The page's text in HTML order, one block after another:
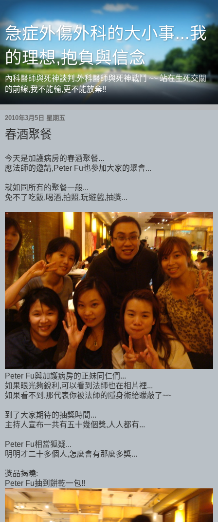
急症外傷外科的大小事...我
的理想,抱負與信念
內科醫師與死神談判,外科醫師與死神戰鬥 ~~ 站在生死交關
的前線,我不能輸,更不能放棄!!
2010年3月5日 星期五
春酒聚餐
今天是加護病房的春酒聚餐...
應法師的邀請,Peter Fu也參加大家的聚會...
就如同所有的聚餐一般...
免不了吃飯,喝酒,拍照,玩遊戲,抽獎...
Peter Fu與加護病房的正妹同仁們...
如果眼光夠銳利,可以看到法師也在相片裡...
如果看不到,那代表你被法師的隱身術給矇蔽了~~
到了大家期待的抽獎時間...
主持人宣布一共有五十幾個獎,人人都有...
Peter Fu相當狐疑...
明明才二十多個人,怎麼會有那麼多獎...
獎品揭曉:
Peter Fu抽到餅乾一包!!